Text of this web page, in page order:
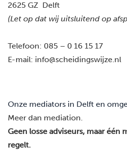
2625 GZ Delft
(Let op dat wij uitsluitend op
Telefoon: 085 – 0 16 15 17
E-mail: info@scheidingswijze.nl
Onze mediators in Delft en
Meer dan mediation.
Geen losse adviseurs, maar één
regelt.